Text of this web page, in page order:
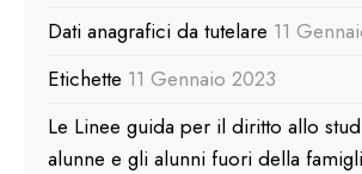
Dati anagrafici da tutelare 11
Etichette 11 Gennaio 2023
Le Linee guida per il diritto allo
alunne e gli alunni fuori della